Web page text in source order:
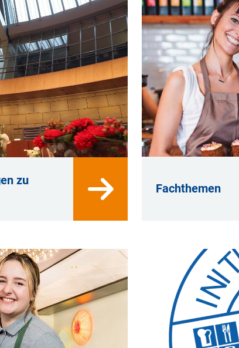
zu
Fachthemen